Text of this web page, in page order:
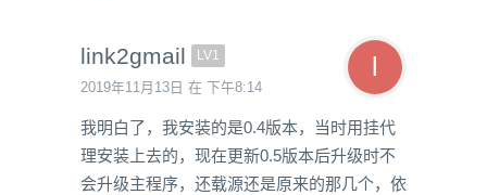
link2gmail LV1
2019年11月13日 在 下午8:14
我明白了，我安装的是0.4版本，当时用挂代
理安装上去的，现在更新0.5版本后升级时不
会升级主程序，还载源还是原来的那几个，依